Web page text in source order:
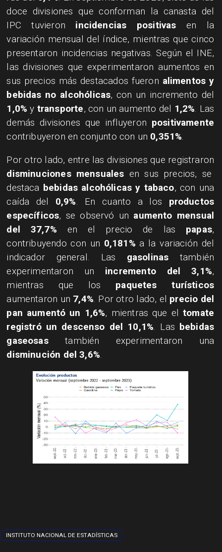
doce divisiones que conforman la canasta del
IPC tuvieron incidencias positivas en la
variación mensual del índice, mientras que cinco
presentaron incidencias negativas. Según el INE,
las divisiones que experimentaron aumentos en
sus precios más destacados fueron alimentos y
bebidas no alcohólicas, con un incremento del
1,0% y transporte, con un aumento del 1,2%. Las
demás divisiones que influyeron positivamente
contribuyeron en conjunto con un 0,351%.
Por otro lado, entre las divisiones que registraron
disminuciones mensuales en sus precios, se
destaca bebidas alcohólicas y tabaco, con una
caída del 0,9%. En cuanto a los productos
específicos, se observó un aumento mensual
del 37,7% en el precio de las papas,
contribuyendo con un 0,181% a la variación del
indicador general. Las gasolinas también
experimentaron un incremento del 3,1%,
mientras que los paquetes turísticos
aumentaron un 7,4%. Por otro lado, el precio del
pan aumentó un 1,6%, mientras que eltomate
registró un descenso del 10,1%. Las bebidas
gaseosastambién experimentaron una
disminución del 3,6%.
INSTITUTO NACIONAL DE ESTADÍSTICAS